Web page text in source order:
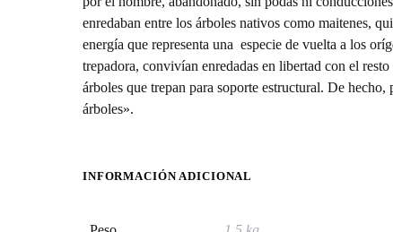
enredaban entre los árboles nativos como maitenes,
energía que representa una especie de vuelta a los
trepadora, convivían enredadas en libertad con el
árboles que trepan para soporte estructural. De
árboles».
INFORMACIÓN ADICIONAL